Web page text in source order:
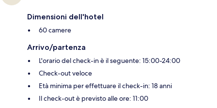
Dimensioni dell'hotel
60 camere
Arrivo/partenza
L'orario del check-in è il seguente: 15:00-24:00
Check-out veloce
Età minima per effettuare il check-in: 18 anni
Il check-out è previsto alle ore: 11:00